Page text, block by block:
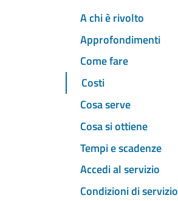
A chi è rivolto
Approfondimenti
Come fare
Costi
Cosa serve
Cosa si ottiene
Tempi e scadenze
Accedi al servizio
Condizioni di servizio